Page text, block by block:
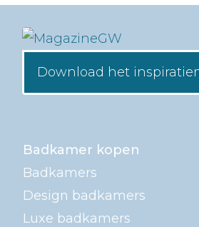
Download het
Badkamer kopen
Badkamers
Design badkamers
Luxe badkamers